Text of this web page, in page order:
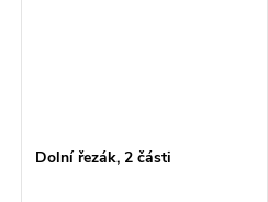
Dolní řezák, 2 části